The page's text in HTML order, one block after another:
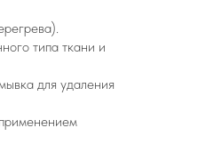
типа ткани и
для удаления